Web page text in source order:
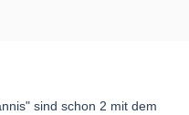
sind schon 2 mit dem